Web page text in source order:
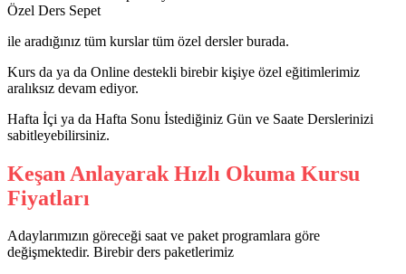
Özel Ders Sepet
ile aradığınız tüm kurslar tüm özel dersler burada.
Kurs da ya da Online destekli birebir kişiye özel eğitimlerimiz
aralıksız devam ediyor.
Hafta İçi ya da Hafta Sonu İstediğiniz Gün ve Saate Derslerinizi
sabitleyebilirsiniz.
Keşan Anlayarak Hızlı Okuma Kursu
Fiyatları
Adaylarımızın göreceği saat ve paket programlara göre
değişmektedir. Birebir ders paketlerimiz